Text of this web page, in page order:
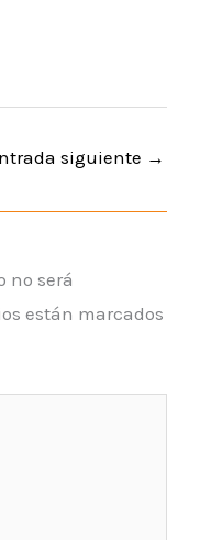
siguiente →
no será
están marcados